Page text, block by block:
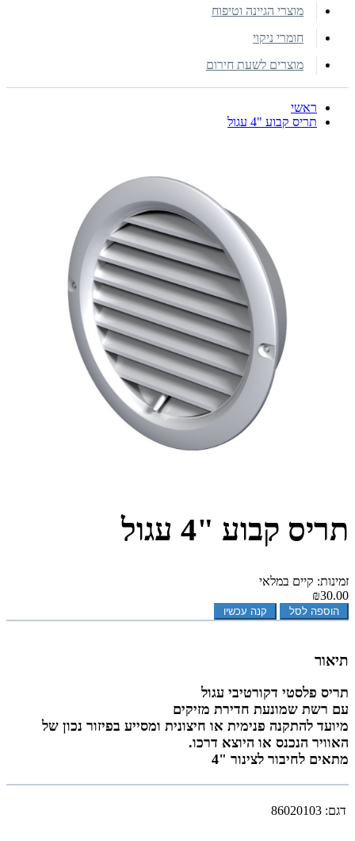
מוצרי הגיינה וטיפוח
חומרי ניקוי
מוצרים לשעת חירום
ראשי
תריס קבוע "4 עגול
תריס קבוע "4 עגול
זמינות: קיים במלאי
₪30.00
הוספה לסל קנה עכשיו
תיאור
תריס פלסטי דקורטיבי עגול
עם רשת שמונעת חדירת מזיקים
מיועד להתקנה פנימית או חיצונית ומסייע בפיזור נכון של
האוויר הנכנס או היוצא דרכו.
מתאים לחיבור לצינור "4
דגם: 86020103